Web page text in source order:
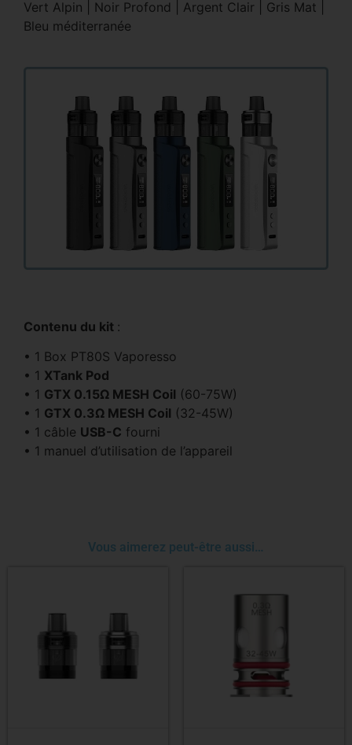
Vert Alpin | Noir Profond | Argent Clair | Gris Mat |
Bleu méditerranée
Contenu du kit :
• 1 Box PT80S Vaporesso
• 1 XTank Pod
• 1 GTX 0.15Ω MESH Coil (60-75W)
• 1 GTX 0.3Ω MESH Coil (32-45W)
• 1 câble USB-C fourni
• 1 manuel d’utilisation de l’appareil
Vous aimerez peut-être aussi…